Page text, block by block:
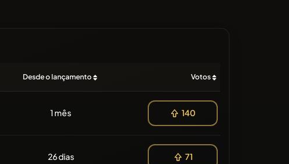
Desde o lançamento Votos
1 mês 140
26 dias 71